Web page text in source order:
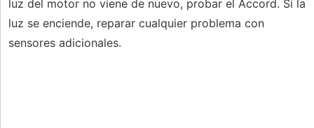
luz del motor no viene de nuevo, probar el Accord. Si la
luz se enciende, reparar cualquier problema con
sensores adicionales.